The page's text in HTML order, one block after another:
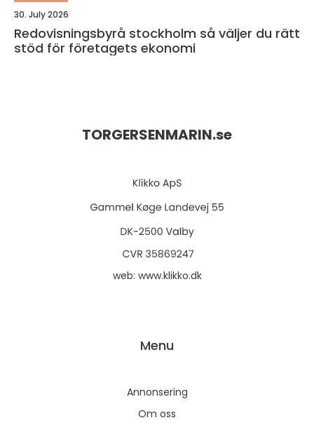
30. July 2026
Redovisningsbyrå stockholm så väljer du rätt
stöd för företagets ekonomi
TORGERSENMARIN.se
web: www.klikko.dk
Menu
Annonsering
Om oss